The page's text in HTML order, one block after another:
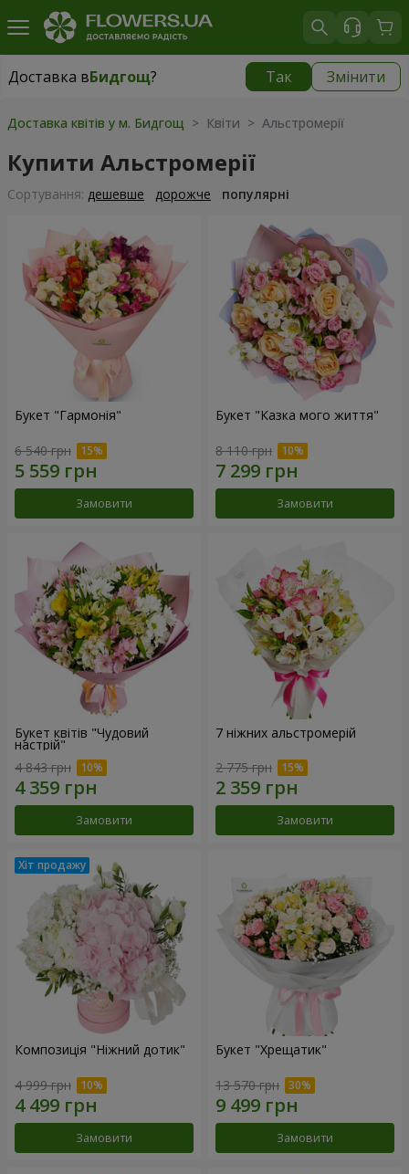
Доставка вБидгощ? Так Змінити
Доставка вБидгощ|
Доставка квітів у м. Бидгощ > Квіти > Альстромерії
Купити Альстромерії
Сортування: дешевше дорожче популярні
Букет "Гармонія"
6 540 грн
Замовити
Букет "Казка мого життя"
8 110 грн
Замовити
Букет квітів "Чудовий
настрій"
4 843 грн
Замовити
7 ніжних альстромерій
2 775 грн
Замовити
Композиція "Ніжний дотик"
4 999 грн
Замовити
Букет "Хрещатик"
13 570 грн
Замовити